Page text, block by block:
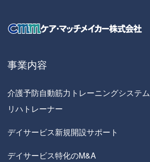
事業内容
介護予防自動筋力トレーニングシステム
リハトレーナー
デイサービス新規開設サポート
デイサービス特化のM&A